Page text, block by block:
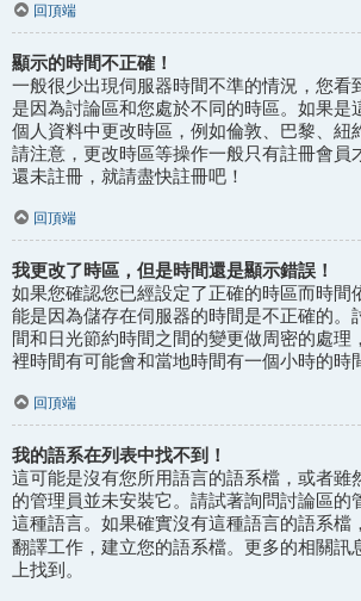
回頂端
顯示的時間不正確！
一般很少出現伺服器時間不準的情況，您看
是因為討論區和您處於不同的時區。如果是
個人資料中更改時區，例如倫敦、巴黎、紐
請注意，更改時區等操作一般只有註冊會員
還未註冊，就請盡快註冊吧！
回頂端
我更改了時區，但是時間還是顯示錯誤！
如果您確認您已經設定了正確的時區而時間
能是因為儲存在伺服器的時間是不正確的。
間和日光節約時間之間的變更做周密的處理
裡時間有可能會和當地時間有一個小時的時
回頂端
我的語系在列表中找不到！
這可能是沒有您所用語言的語系檔，或者雖
的管理員並未安裝它。請試著詢問討論區的
這種語言。如果確實沒有這種語言的語系檔
翻譯工作，建立您的語系檔。更多的相關訊
上找到。